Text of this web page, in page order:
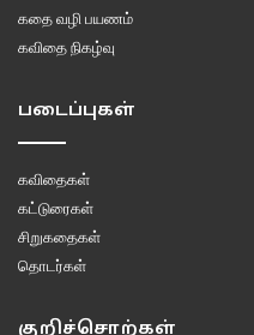
கதை வழி பயணம்
கவிதை நிகழ்வு
படைப்புகள்
கவிதைகள்
கட்டுரைகள்
சிறுகதைகள்
தொடர்கள்
குறிச்சொற்கள்